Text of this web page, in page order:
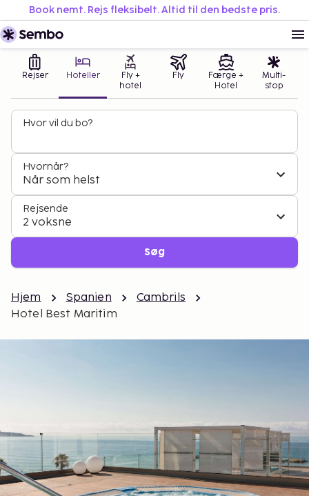
Book nemt. Rejs fleksibelt. Altid til den bedste pris.
Rejser Hoteller
Fly +
hotel
Fly
Færge +
Hotel
Multi-
stop
Hvor vil du bo?
Hvornår?
Når som helst
Rejsende
2 voksne
Søg
Hjem Spanien
Cambrils
Hotel Best Maritim